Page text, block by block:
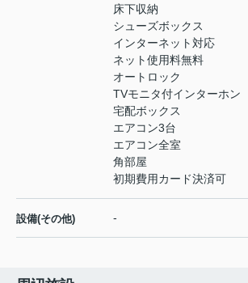
床下収納
シューズボックス
インターネット対応
ネット使用料無料
オートロック
TVモニタ付インターホン
宅配ボックス
エアコン3台
エアコン全室
角部屋
初期費用カード決済可
設備(その他) -